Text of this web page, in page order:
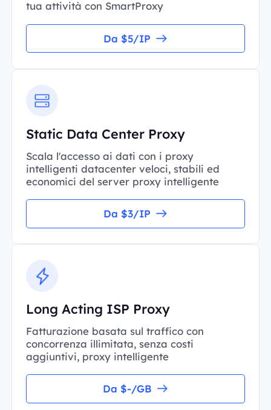
tua attività con SmartProxy
Da $5/IP
Static Data Center Proxy
Scala l'accesso ai dati con i proxy
intelligenti datacenter veloci, stabili ed
economici del server proxy intelligente
Da $3/IP
Long Acting ISP Proxy
Fatturazione basata sul traffico con
concorrenza illimitata, senza costi
aggiuntivi, proxy intelligente
Da $-/GB